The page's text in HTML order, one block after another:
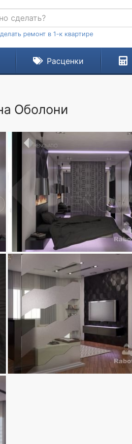
ремонт в 1-к квартире
Расценки
Оболони